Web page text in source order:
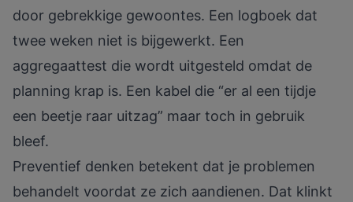
door gebrekkige gewoontes. Een logboek dat
twee weken niet is bijgewerkt. Een
aggregaattest die wordt uitgesteld omdat de
planning krap is. Een kabel die “er al een tijdje
een beetje raar uitzag” maar toch in gebruik
bleef.
Preventief denken betekent dat je problemen
behandelt voordat ze zich aandienen. Dat klinkt